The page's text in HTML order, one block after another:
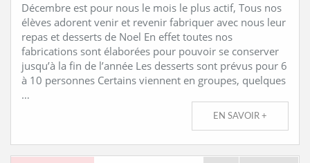
Décembre est pour nous le mois le plus actif, Tous nos
élèves adorent venir et revenir fabriquer avec nous leur
repas et desserts de Noel En effet toutes nos
fabrications sont élaborées pour pouvoir se conserver
jusqu’à la fin de l’année Les desserts sont prévus pour 6
à 10 personnes Certains viennent en groupes, quelques
…
EN SAVOIR +